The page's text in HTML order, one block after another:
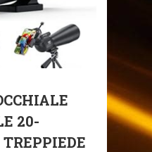
20-